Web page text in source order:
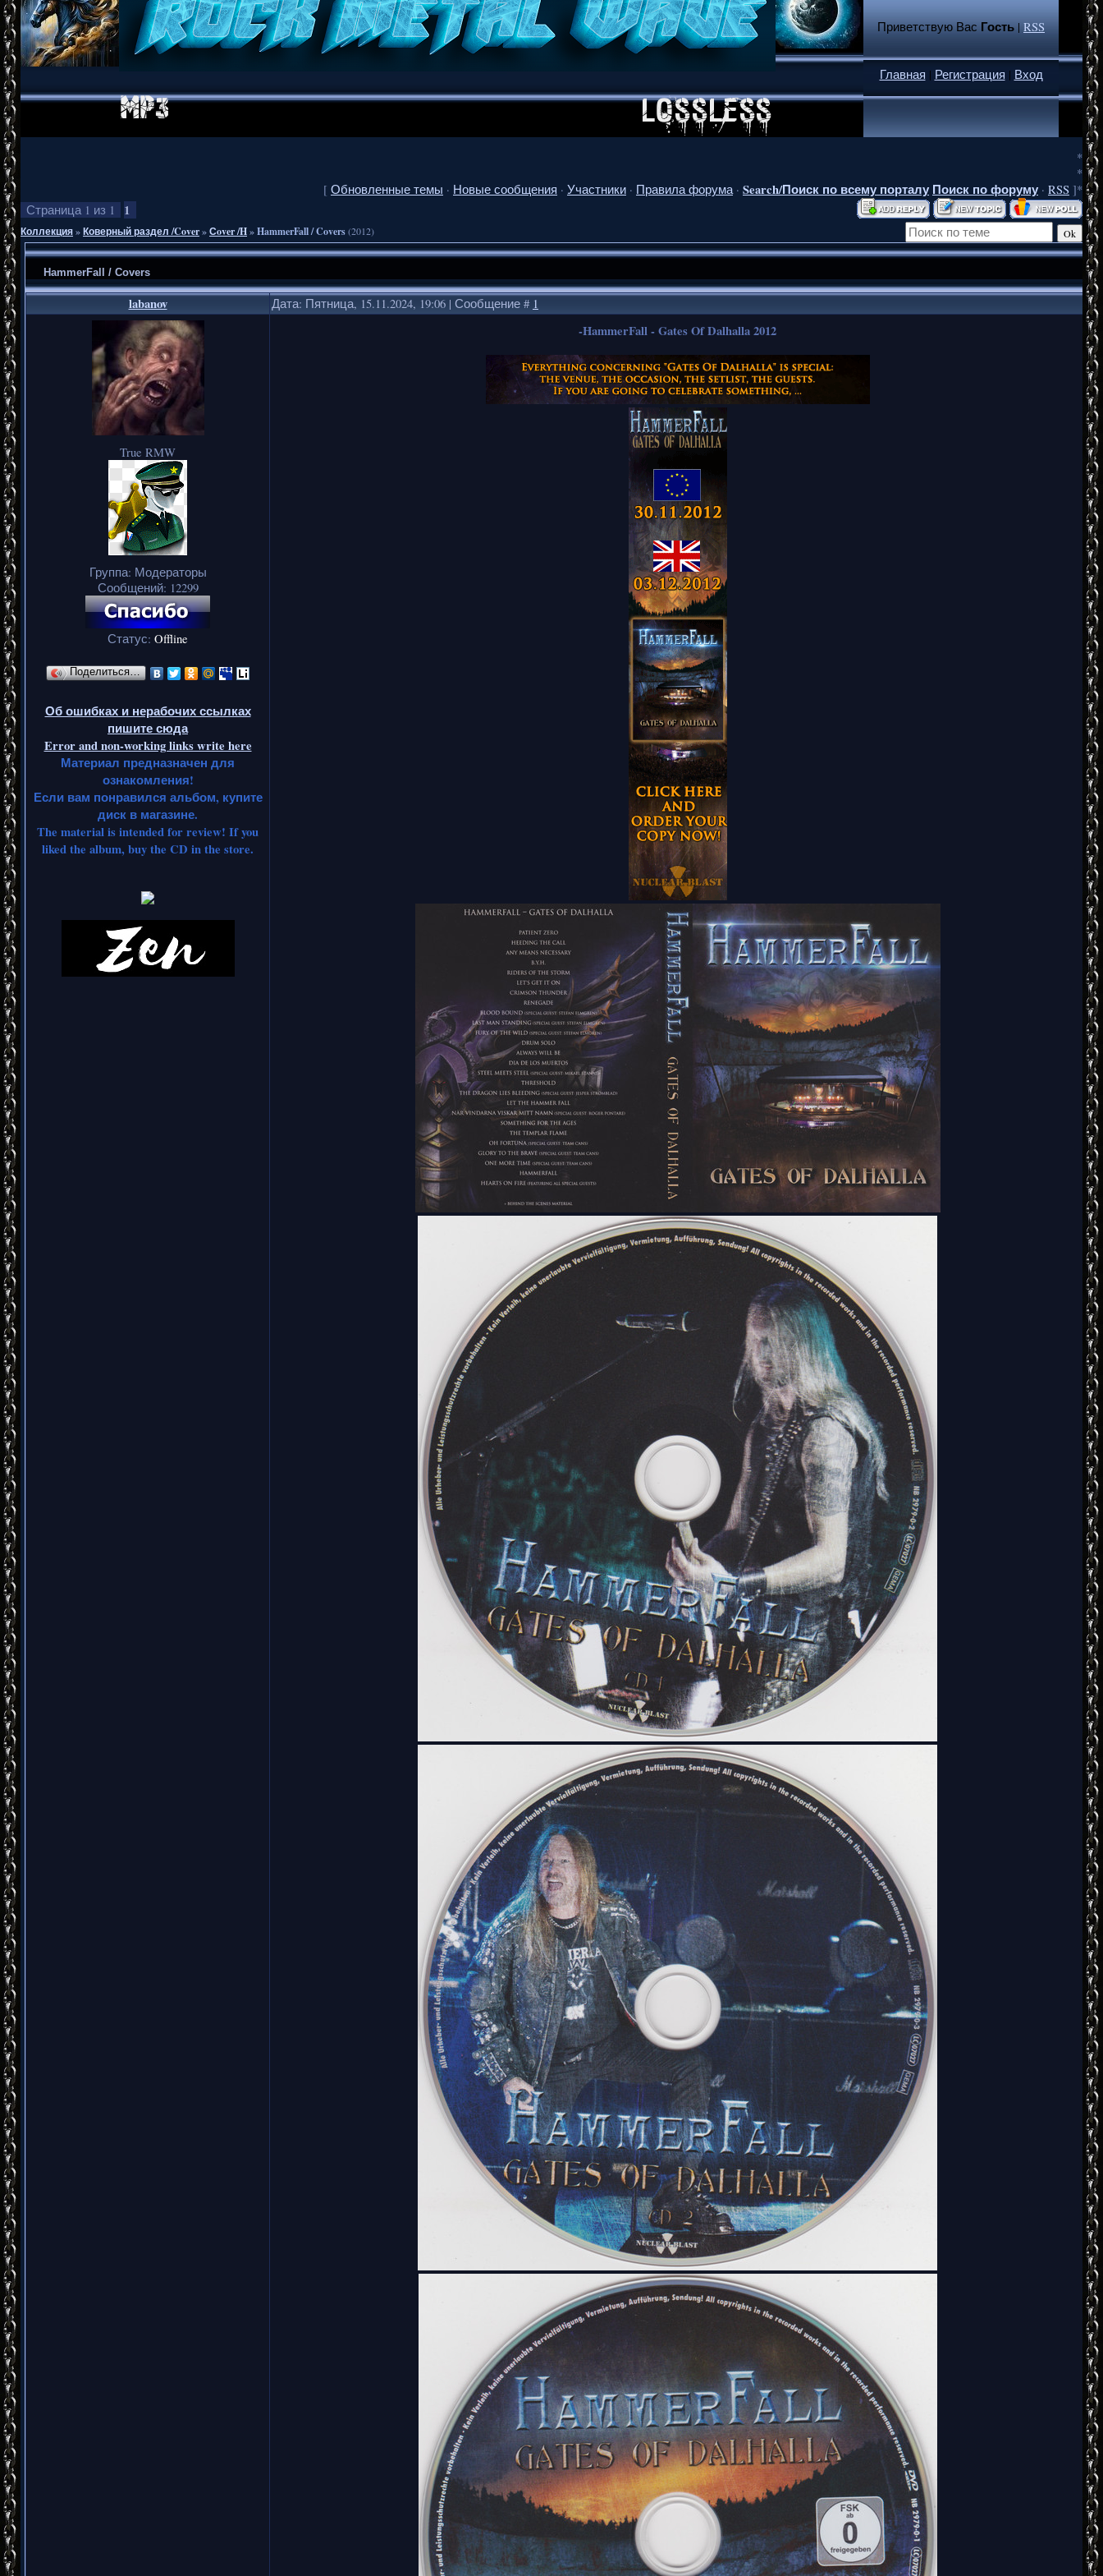
Приветствую Вас Гость|RSS
Главная | Регистрация | Вход
*
*
[ Обновленные темы · Новые сообщения · Участники · Правила форума · Search/Поиск по всему порталу Поиск по форуму · RSS ]*
Страница 1 из 1 1
Коллекция»Коверный раздел /Cover»Сover /H»HammerFall / Covers(2012)
HammerFall / Covers
labanov Дата: Пятница, 15.11.2024, 19:06 | Сообщение # 1
True RMW
Группа: Модераторы
Сообщений: 12299
Статус: Offline
Поделиться…
Об ошибках и нерабочих ссылках
пишите сюда
Error and non-working links write here
Материал предназначен для
ознакомления!
Если вам понравился альбом, купите
диск в магазине.
The material is intended for review! If you
liked the album, buy the CD in the store.
-HammerFall - Gates Of Dalhalla 2012